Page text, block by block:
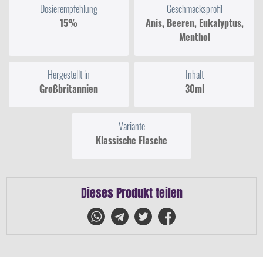
Dosierempfehlung
15%
Geschmacksprofil
Anis, Beeren, Eukalyptus,
Menthol
Hergestellt in
Großbritannien
Inhalt
30ml
Variante
Klassische Flasche
Dieses Produkt teilen